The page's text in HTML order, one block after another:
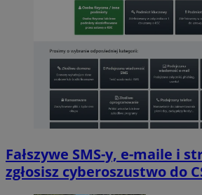
Fałszywe SMS-y, e-maile i
zgłosisz cyberoszustwo do